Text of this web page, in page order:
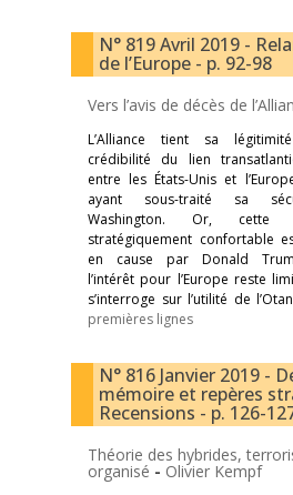
N° 819 Avril 2019 -
de l’Europe - p. 92-98
Vers l’avis de décès de
L’Alliance tient sa
crédibilité du lien
entre les États-Unis et
ayant sous-traité sa
Washington. Or, cette
stratégiquement confortable
en cause par Donald
l’intérêt pour l’Europe reste
s’interroge sur l’utilité de
premières lignes
N° 816 Janvier 2019 -
mémoire et repères
Recensions - p. 126-
Théorie des hybrides,
organisé - Olivier Kempf